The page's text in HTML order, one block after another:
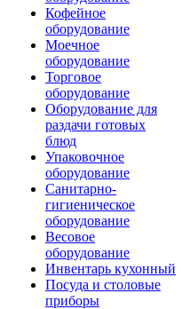
Кофейное
оборудование
Моечное
оборудование
Торговое
оборудование
Оборудование для
раздачи готовых
блюд
Упаковочное
оборудование
Санитарно-
гигиеническое
оборудование
Весовое
оборудование
Инвентарь кухонный
Посуда и столовые
приборы